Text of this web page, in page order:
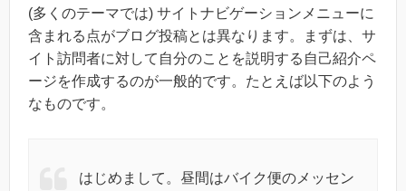
(多くのテーマでは) サイトナビゲーションメニューに
含まれる点がブログ投稿とは異なります。まずは、サ
イト訪問者に対して自分のことを説明する自己紹介ペ
ージを作成するのが一般的です。たとえば以下のよう
なものです。
はじめまして。昼間はバイク便のメッセン